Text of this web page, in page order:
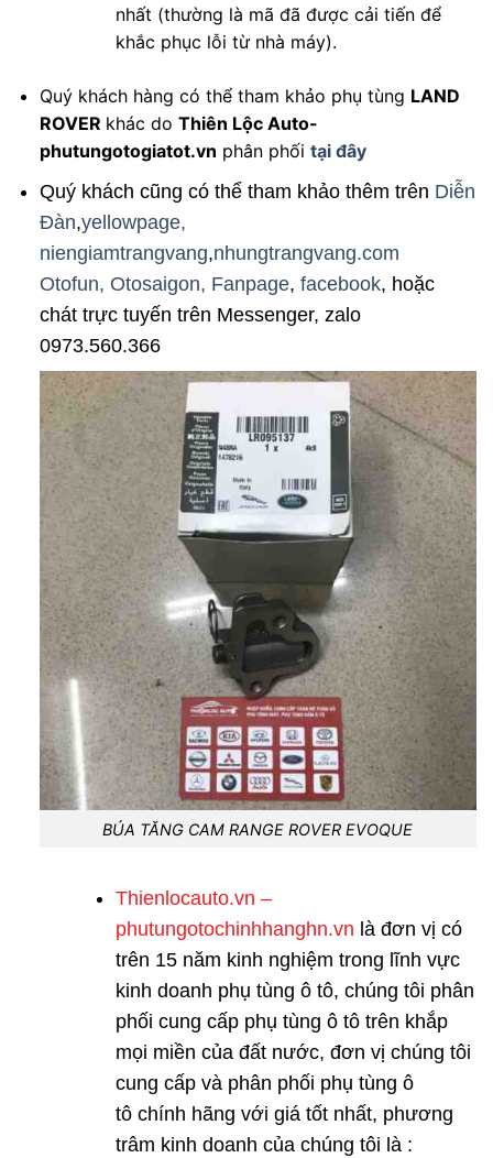
nhất (thường là mã đã được cải tiến để
khắc phục lỗi từ nhà máy).
Quý khách hàng có thể tham khảo phụ tùng LAND
ROVER khác do Thiên Lộc Auto-
phutungotogiatot.vn phân phối tại đây
Quý khách cũng có thể tham khảo thêm trên Diễn
Đàn,yellowpage,
niengiamtrangvang,nhungtrangvang.com
Otofun, Otosaigon, Fanpage, facebook, hoặc
chát trực tuyến trên Messenger, zalo
0973.560.366
BÚA TĂNG CAM RANGE ROVER EVOQUE
Thienlocauto.vn –
phutungotochinhhanghn.vn là đơn vị có
trên 15 năm kinh nghiệm trong lĩnh vực
kinh doanh phụ tùng ô tô, chúng tôi phân
phối cung cấp phụ tùng ô tôtrên khắp
mọi miền của đất nước, đơn vị chúng tôi
cung cấp và phân phối phụ tùng ô
tôchính hãng với giá tốt nhất, phương
trâm kinh doanh của chúng tôi là :